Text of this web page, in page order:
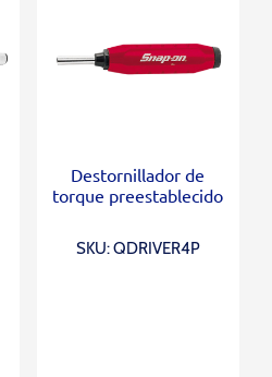
Destornillador de
torque preestablecido
SKU: QDRIVER4P